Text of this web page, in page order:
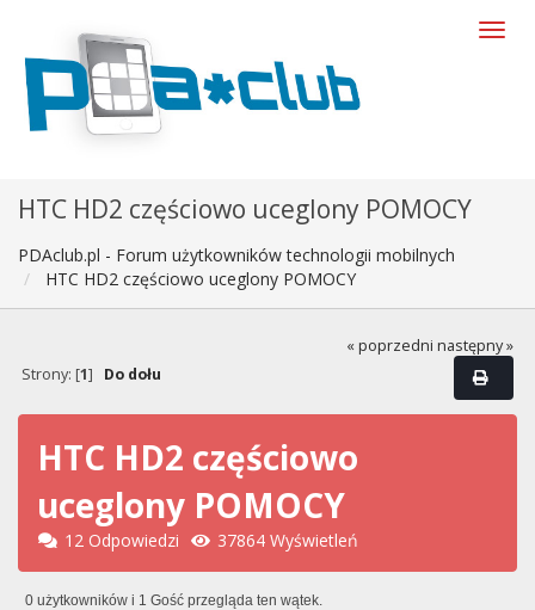
HTC HD2 częściowo uceglony POMOCY
PDAclub.pl - Forum użytkowników technologii mobilnych
HTC HD2 częściowo uceglony POMOCY
« poprzedni następny »
Strony: [1] Do dołu
HTC HD2 częściowo
uceglony POMOCY
12 Odpowiedzi 37864 Wyświetleń
0 użytkowników i 1 Gość przegląda ten wątek.